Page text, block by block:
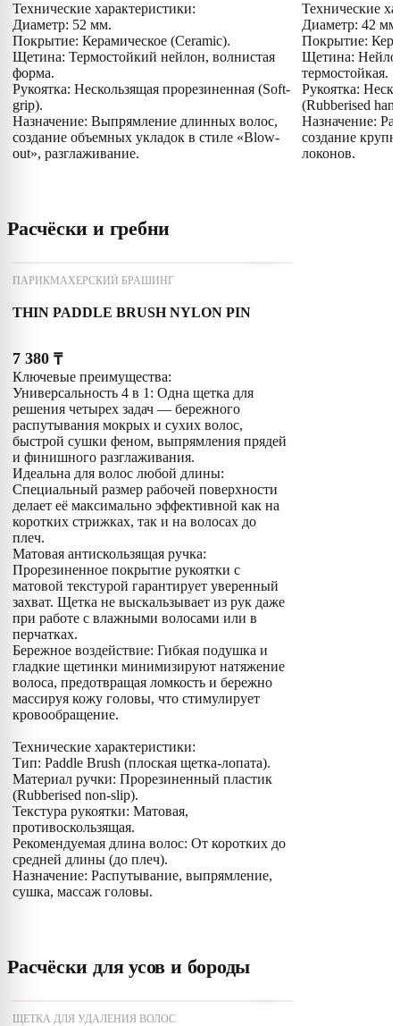
Технические характеристики:
Диаметр: 52 мм.
Покрытие: Керамическое (Ceramic).
Щетина: Термостойкий нейлон, волнистая
форма.
Рукоятка: Нескользящая прорезиненная (Soft-
grip).
Назначение: Выпрямление длинных волос,
создание объемных укладок в стиле «Blow-
out», разглаживание.
Технические
Диаметр: 42 мм.
Покрытие:
Щетина:
термостойкая.
Рукоятка:
(Rubberised
Назначение:
создание
локонов.
Расчёски и гребни
ПАРИКМАХЕРСКИЙ БРАШИНГ
THIN PADDLE BRUSH NYLON PIN
7 380 ₸
Ключевые преимущества:
Универсальность 4 в 1: Одна щетка для
решения четырех задач — бережного
распутывания мокрых и сухих волос,
быстрой сушки феном, выпрямления прядей
и финишного разглаживания.
Идеальна для волос любой длины:
Специальный размер рабочей поверхности
делает её максимально эффективной как на
коротких стрижках, так и на волосах до
плеч.
Матовая антискользящая ручка:
Прорезиненное покрытие рукоятки с
матовой текстурой гарантирует уверенный
захват. Щетка не выскальзывает из рук даже
при работе с влажными волосами или в
перчатках.
Бережное воздействие: Гибкая подушка и
гладкие щетинки минимизируют натяжение
волоса, предотвращая ломкость и бережно
массируя кожу головы, что стимулирует
кровообращение.
Технические характеристики:
Тип: Paddle Brush (плоская щетка-лопата).
Материал ручки: Прорезиненный пластик
(Rubberised non-slip).
Текстура рукоятки: Матовая,
противоскользящая.
Рекомендуемая длина волос: От коротких до
средней длины (до плеч).
Назначение: Распутывание, выпрямление,
сушка, массаж головы.
Расчёски для усов и бороды
ЩЕТКА ДЛЯ УДАЛЕНИЯ ВОЛОС